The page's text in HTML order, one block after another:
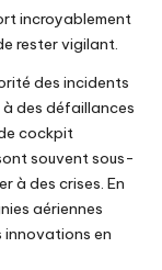
incroyablement
rester vigilant.
des incidents
à des défaillances
cockpit
souvent sous-
à des crises. En
aériennes
innovations en